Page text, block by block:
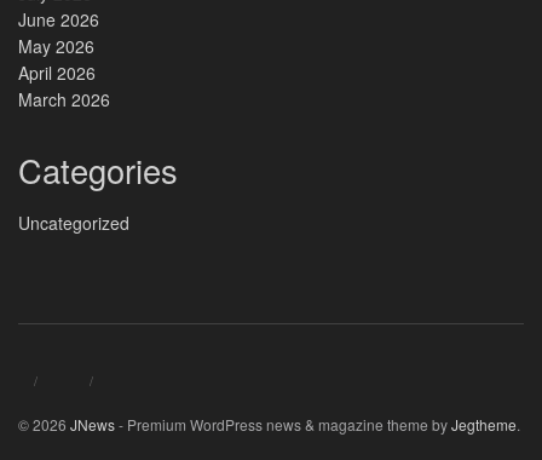
June 2026
May 2026
April 2026
March 2026
Categories
Uncategorized
© 2026 JNews- Premium WordPress news & magazine theme byJegtheme.